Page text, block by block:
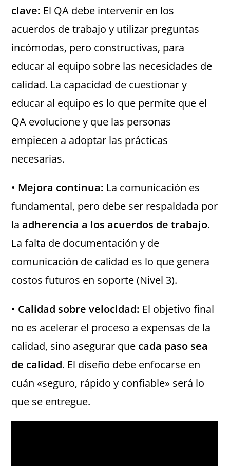
clave: El QA debe intervenir en los
acuerdos de trabajo y utilizar preguntas
incómodas, pero constructivas, para
educar al equipo sobre las necesidades de
calidad. La capacidad de cuestionar y
educar al equipo es lo que permite que el
QA evolucione y que las personas
empiecen a adoptar las prácticas
necesarias.
• Mejora continua: La comunicación es
fundamental, pero debe ser respaldada por
laadherencia a los acuerdos de trabajo.
La falta de documentación y de
comunicación de calidad es lo que genera
costos futuros en soporte (Nivel 3).
• Calidad sobre velocidad: El objetivo final
no es acelerar el proceso a expensas de la
calidad, sino asegurar que cada paso sea
de calidad. El diseño debe enfocarse en
cuán «seguro, rápido y confiable» será lo
que se entregue.